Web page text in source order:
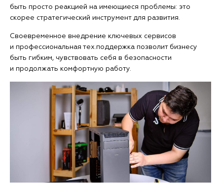
быть просто реакцией на имеющиеся проблемы: это
скорее стратегический инструмент для развития.
Своевременное внедрение ключевых сервисов
и профессиональная тех.поддержка позволит бизнесу
быть гибким, чувствовать себя в безопасности
и продолжать комфортную работу.